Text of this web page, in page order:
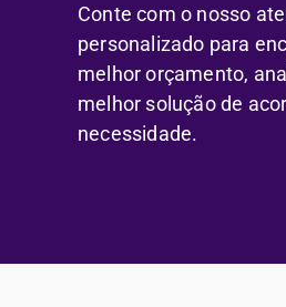
Conte com o nosso
personalizado para
melhor orçamento,
melhor solução de
necessidade.